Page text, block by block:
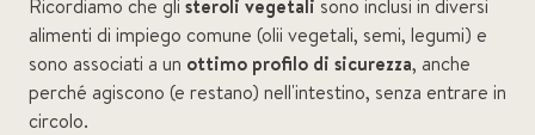
Ricordiamo che gli steroli vegetali sono inclusi in diversi
alimenti di impiego comune (olii vegetali, semi, legumi) e
sono associati a un ottimo profilo di sicurezza, anche
perché agiscono (e restano) nell'intestino, senza entrare in
circolo.